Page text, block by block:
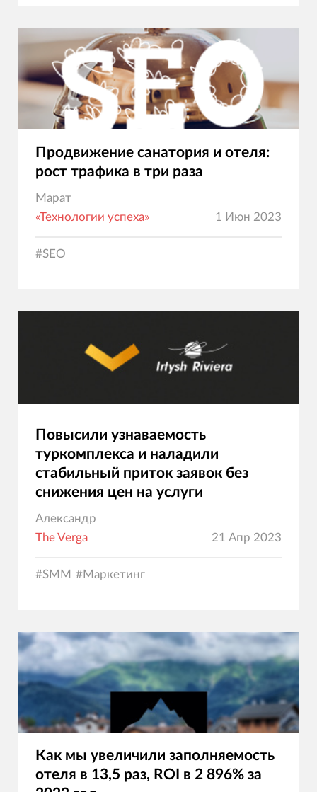
Продвижение санатория и отеля:
рост трафика в три раза
Марат
«Технологии успеха»
1 Июн 2023
#SEO
Повысили узнаваемость
туркомплекса и наладили
стабильный приток заявок без
снижения цен на услуги
Александр
The Verga
21 Апр 2023
#SMM #Маркетинг
Как мы увеличили заполняемость
отеля в 13,5 раз, ROI в 2 896% за